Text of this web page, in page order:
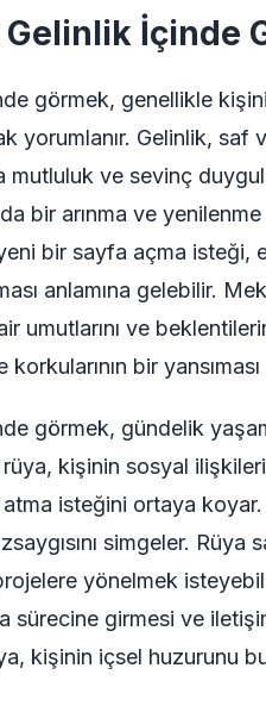
İçinde
görmek, genellikle
yorumlanır. Gelinlik, saf
mutluluk ve sevinç
bir arınma ve
bir sayfa açma
anlamına gelebilir.
umutlarını ve
korkularının bir
görmek, gündelik
kişinin sosyal
isteğini ortaya
simgeler. Rüya
yönelmek
sürecine girmesi ve
kişinin içsel huzurunu